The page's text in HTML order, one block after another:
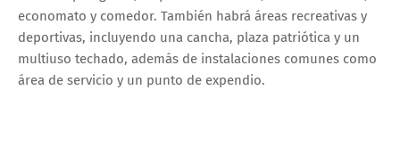
economato y comedor. También habrá áreas recreativas y
deportivas, incluyendo una cancha, plaza patriótica y un
multiuso techado, además de instalaciones comunes como
área de servicio y un punto de expendio.